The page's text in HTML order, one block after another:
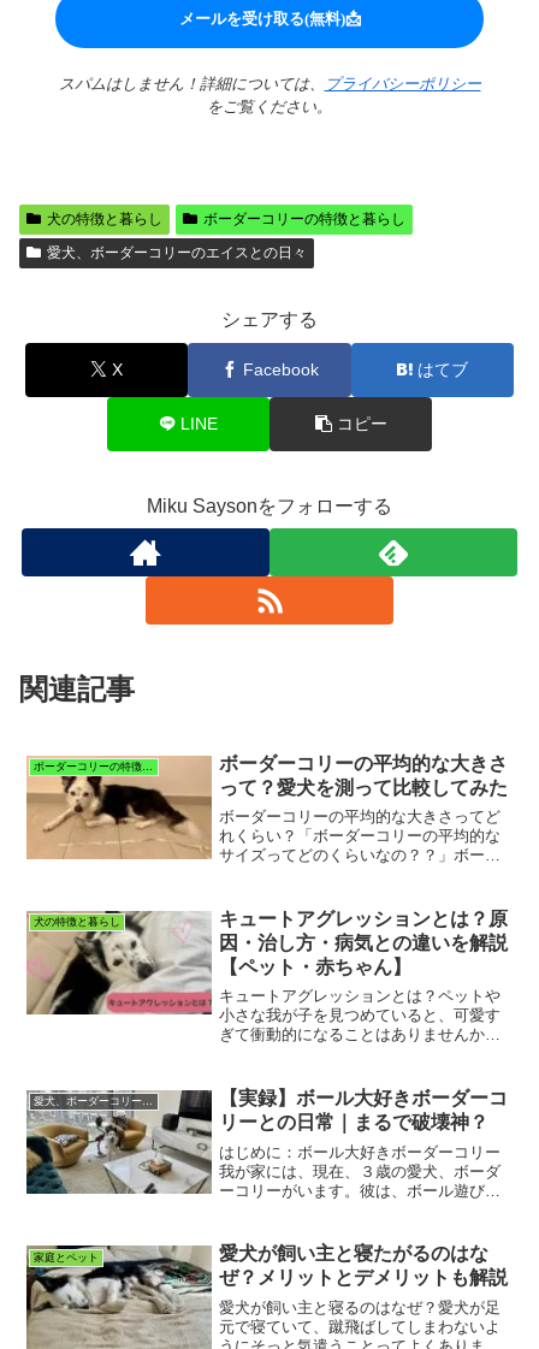
スパムはしません！詳細については、
プライバシーポリシー
をご覧ください。
犬の特徴と暮らし
ボーダーコリーの特徴と暮らし
愛犬、ボーダーコリーのエイスとの日々
シェアする
X Facebook はてブ
LINE コピー
Miku Saysonをフォローする
関連記事
ボーダーコリーの平均的な大きさ
って？愛犬を測って比較してみた
ボーダーコリーの平均的な大きさってど
れくらい？「ボーダーコリーの平均的な
サイズってどのくらいなの？？」ボーダ
のではないでしょうか？我が家もボーダ
ーコリーのエイスをお迎え...
犬の特徴と暮らし
キュートアグレッションとは？原
因・治し方・病気との違いを解説
【ペット・赤ちゃん】
キュートアグレッションとは？ペットや
小さな我が子を見つめていると、可愛す
ぎて衝動的になることはありませんか？
す。「キュートアグレッション（Cute
Aggression）...
愛犬、ボーダーコリーのエイスとの日々
【実録】ボール大好きボーダーコ
リーとの日常｜まるで破壊神？
はじめに：ボール大好きボーダーコリー
我が家には、現在、３歳の愛犬、ボーダ
ーコリーがいます。彼は、ボール遊びが
のボーダーコリー、エイスの紹介と運命
的な出会い』はこちら。...
家庭とペット
愛犬が飼い主と寝たがるのはな
ぜ？メリットとデメリットも解説
愛犬が飼い主と寝るのはなぜ？愛犬が足
元で寝ていて、蹴飛ばしてしまわないよ